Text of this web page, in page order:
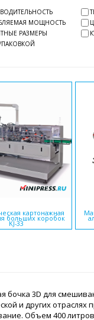
МОЩНОСТЬ
РАЗМЕРЫ
картонажная
больших коробок
KJ-33
бочка 3D для
и других отраслях
Объем 400